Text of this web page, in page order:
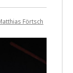
Förtsch